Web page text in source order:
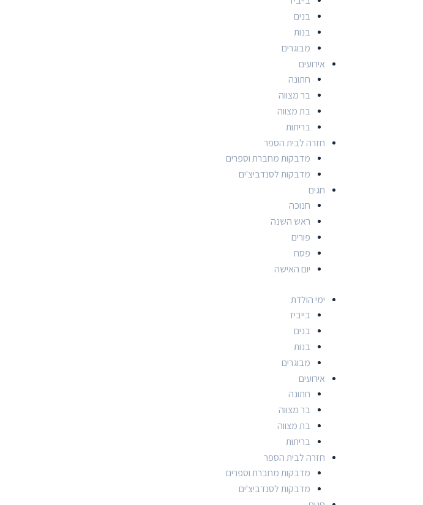
בנים
בנות
מבוגרים
אירועים
חתונה
בר מצווה
בת מצווה
בריתות
חזרה לבית הספר
מדבקות מחברת וספרים
מדבקות לסנדביצ'ים
חגים
חנוכה
ראש השנה
פורים
פסח
יום האישה
ימי הולדת
בייביז
בנים
בנות
מבוגרים
אירועים
חתונה
בר מצווה
בת מצווה
בריתות
חזרה לבית הספר
מדבקות מחברת וספרים
מדבקות לסנדביצ'ים